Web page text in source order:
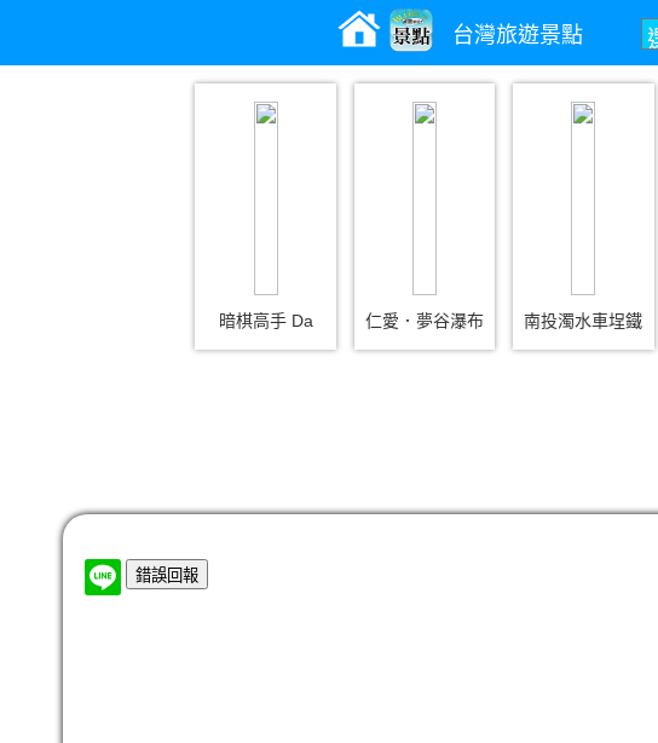
台灣旅遊景點
暗棋高手 Da 仁愛．夢谷瀑布 南投濁水車埕鐵